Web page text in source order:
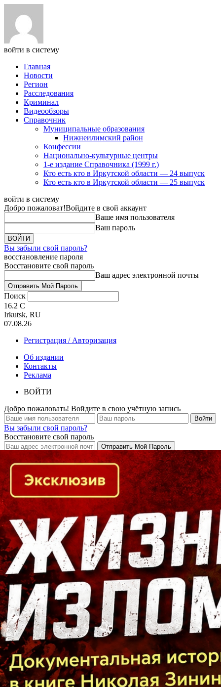
войти в систему
Главная
Новости
Регион
Расследования
Криминал
Видеообзоры
Справочник
Муниципальные образования
Нижнеилимский район
Конфессии
Национально-культурные центры
1-е издание Справочника (1999 г.)
Кто есть кто в Иркутской области — 24 выпуск
Кто есть кто в Иркутской области — 25 выпуск
войти в систему
Добро пожаловат!Войдите в свой аккаунт
Ваше имя пользователя
Ваш пароль
Вы забыли свой пароль?
восстановление пароля
Восстановите свой пароль
Ваш адрес электронной почты
Поиск
16.2 C
Irkutsk, RU
07.08.26
Регистрация / Авторизация
Об издании
Контакты
Реклама
ВОЙТИ
Добро пожаловать! Войдите в свою учётную запись
Вы забыли свой пароль?
Восстановите свой пароль
Кто есть кто в Байкальском регионе